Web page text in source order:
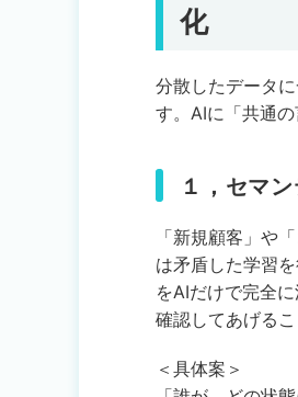
化
分散したデータ
す。AIに「共通
１，セマ
「新規顧客」や
は矛盾した学習
をAIだけで完全
確認してあげるこ
＜具体案＞